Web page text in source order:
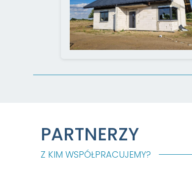
PARTNERZY
Z KIM WSPÓŁPRACUJEMY?